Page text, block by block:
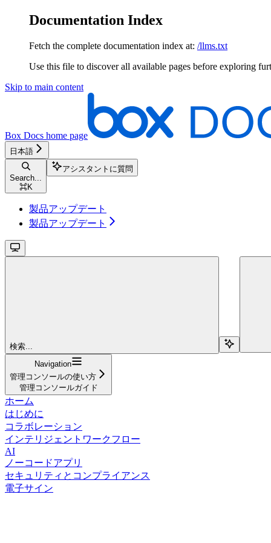
Documentation Index
Fetch the complete documentation index at: /llms.txt
Use this file to discover all available pages before exploring
Skip to main content
Box Docs home page
日本語
Search...
⌘K
アシスタントに質問
製品アップデート
製品アップデート
検索...
Navigation
管理コンソールの使い方
管理コンソールガイド
ホーム
はじめに
コラボレーション
インテリジェントワークフロー
AI
ノーコードアプリ
セキュリティとコンプライアンス
電子サイン